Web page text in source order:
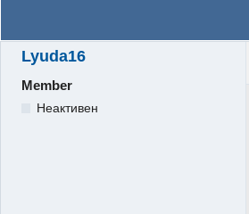
Lyuda16
Member
Неактивен